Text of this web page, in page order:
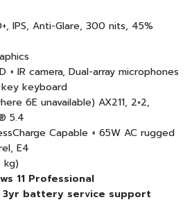
IPS, Anti-Glare, 300 nits, 45%
IR camera, Dual-array microphones
keyboard
6E unavailable) AX211, 2×2,
5.4
Capable + 65W AC rugged
E4
kg)
11 Professional
3yr battery service support